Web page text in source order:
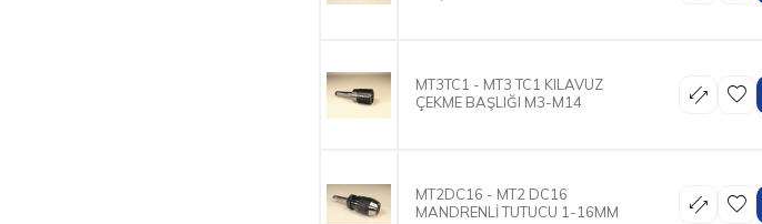
MT3TC1 - MT3 TC1 KILAVUZ
ÇEKME BAŞLIĞI M3-M14
MT2DC16 - MT2 DC16
MANDRENLİ TUTUCU 1-16MM